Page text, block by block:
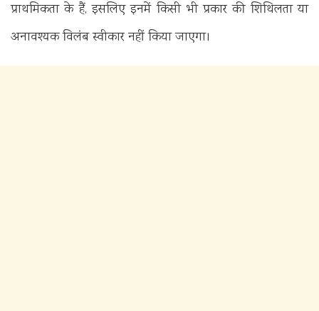
प्राथमिकता के हैं, इसलिए इनमें किसी भी प्रकार की शिथिलता या
अनावश्यक विलंब स्वीकार नहीं किया जाएगा।